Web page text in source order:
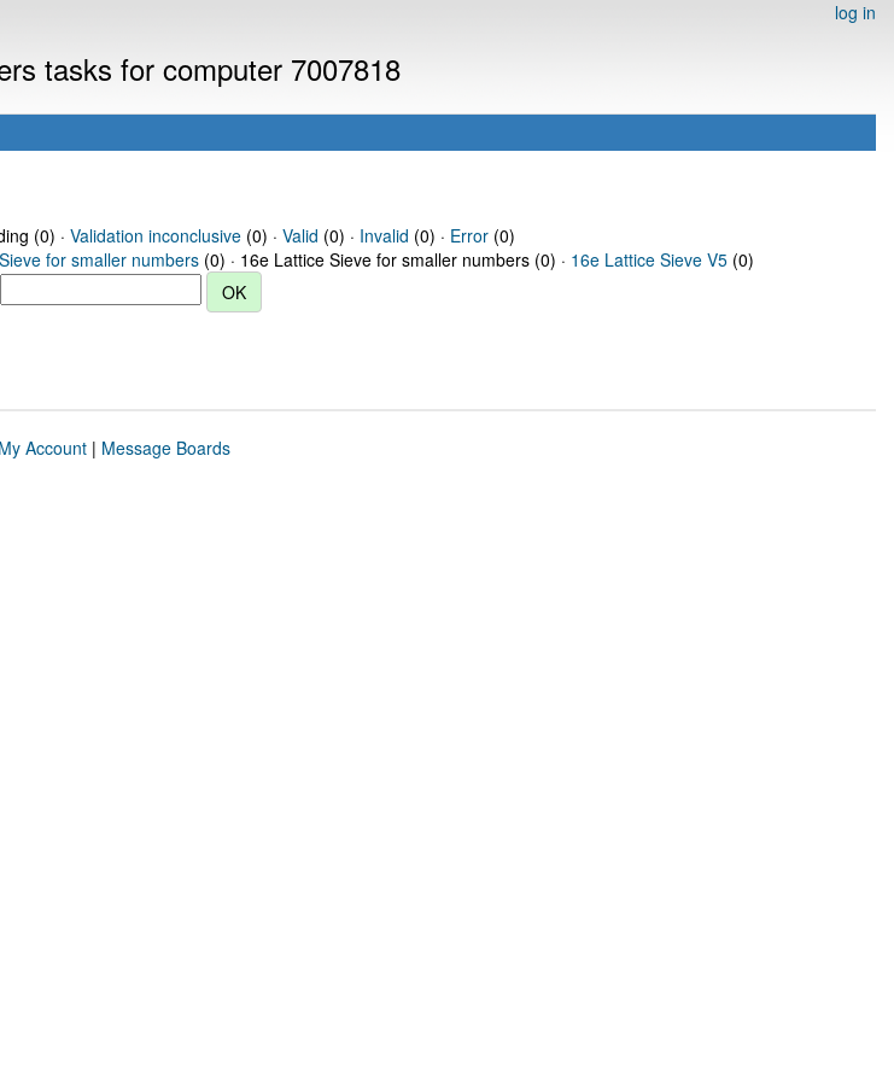
log in
tasks for computer 7007818
(0) · Validation inconclusive(0) · Valid (0) · Invalid (0) · Error(0)
for smaller numbers (0) · 16e Lattice Sieve for smaller numbers (0) · 16e Lattice Sieve V5 (0)
My Account| Message Boards